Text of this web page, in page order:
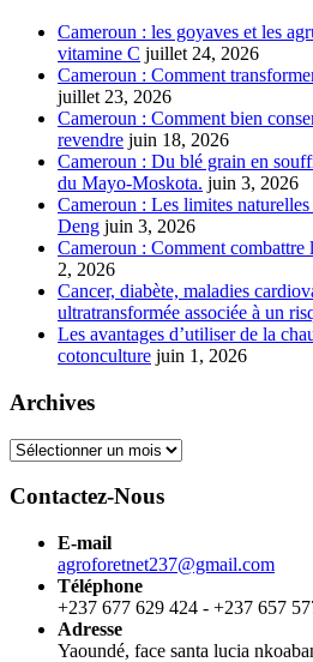
Cameroun : les goyaves et les
vitamine C juillet 24, 2026
Cameroun : Comment
juillet 23, 2026
Cameroun : Comment bien
revendre juin 18, 2026
Cameroun : Du blé grain en
du Mayo-Moskota. juin 3, 2026
Cameroun : Les limites
Deng juin 3, 2026
Cameroun : Comment combattre
2, 2026
Cancer, diabète, maladies
ultratransformée associée à un
Les avantages d’utiliser de la
cotonculture juin 1, 2026
Archives
Archives
Contactez-Nous
E-mail
agroforetnet237@gmail.com
Téléphone
+237 677 629 424 - +237 657
Adresse
Yaoundé, face santa lucia